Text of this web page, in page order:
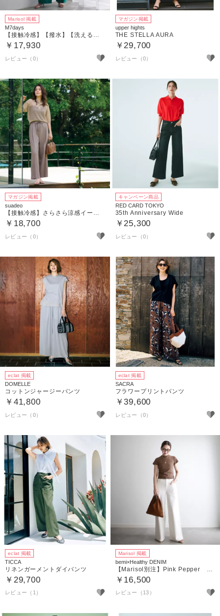
Marisol 掲載
M7days
￥17,930
マガジン掲載
upper hights
THE STELLA AURA
￥29,700
マガジン掲載
suadeo
【接触冷感】さらさら涼感イージータックパンツ
￥18,700
キャンペーン商品
RED CARD TOKYO
35th Anniversary Wide
￥25,300
eclat 掲載
DOMELLE
コットンジャージーパンツ
￥41,800
eclat 掲載
SACRA
フラワープリントパンツ
￥39,600
eclat 掲載
TICCA
リネンガーメントダイパンツ
￥29,700
レビュー（1）
Marisol 掲載
bemi×Healthy DENIM
【Marisol別注】Pink Pepper ワイドデニム
￥16,500
レビュー（13）